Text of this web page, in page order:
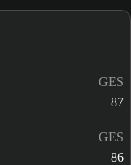
GES
87
GES
86